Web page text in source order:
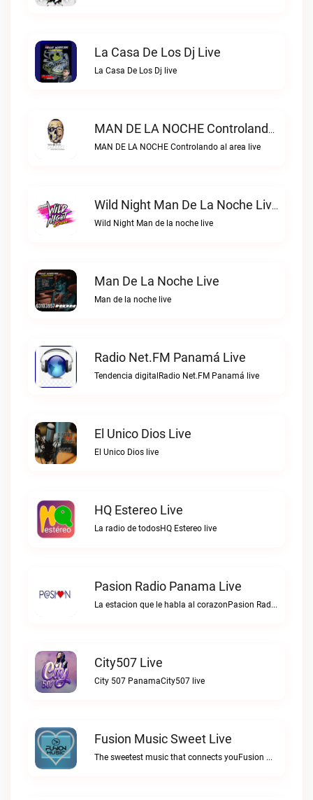
La Casa De Los Dj Live
La Casa De Los Dj live
MAN DE LA NOCHE Controlando Al Area Live
MAN DE LA NOCHE Controlando al area live
Wild Night Man De La Noche Live
Wild Night Man de la noche live
Man De La Noche Live
Man de la noche live
Radio Net.FM Panamá Live
Tendencia digitalRadio Net.FM Panamá live
El Unico Dios Live
El Unico Dios live
HQ Estereo Live
La radio de todosHQ Estereo live
Pasion Radio Panama Live
La estacion que le habla al corazonPasion Radio Panama live
City507 Live
City 507 PanamaCity507 live
Fusion Music Sweet Live
The sweetest music that connects youFusion Music Sweet live